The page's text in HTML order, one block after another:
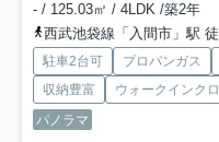
- / 125.03㎡ / 4LDK /築2年
西武池袋線「入間市」駅
駐車2台可 プロパンガス
収納豊富
ウォークインク
パノラマ